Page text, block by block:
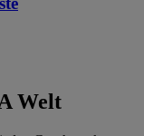
Welt